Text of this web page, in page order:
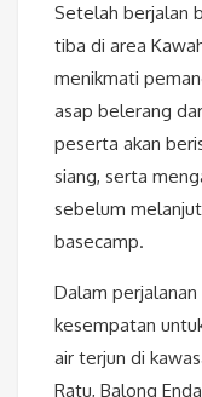
Setelah berjalan
tiba di area
menikmati
asap belerang
peserta akan
siang, serta
sebelum
basecamp.
Dalam
kesempatan
air terjun di
Ratu, Balong